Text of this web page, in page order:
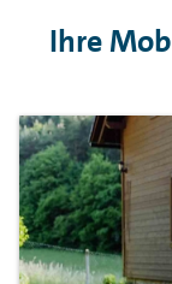
Ihre